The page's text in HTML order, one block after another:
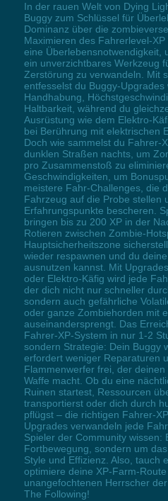
In der rauen Welt von Dying
Buggy zum Schlüssel für
Dominanz über die
Maximieren des Fahrerlevel-
eine Überlebensnotwendigkeit,
ein unverzichtbares Werkzeug
Zerstörung zu verwandeln. Mit
entfesselst du Buggy-Upgrades
Handhabung,
Haltbarkeit, während du
Ausrüstung wie dem Elektro-
bei Berührung mit elektrischen
Doch wie sammelst du Fahrer-
dunklen Straßen nachts, um
pro Zusammenstoß zu
Geschwindigkeiten, um
meistere Fahr-Challenges, die
Fahrzeug auf die Probe stellen
Erfahrungspunkte bescheren.
bringen bis zu 200 XP in der
Rotieren zwischen Zombie-
Hauptsicherheitszone
wieder respawnen und du
ausnutzen kannst. Mit
oder Elektro-Käfig wird jede
der dich nicht nur schneller
sondern auch gefährliche
oder ganze Zombiehorden mit
auseinandersprengt. Das
Fahrer-XP-System in nur 1-2
sondern Strategie: Dein Buggy
erfordert weniger Reparaturen
Flammenwerfer frei, der
Waffe macht. Ob du eine
Ruinen startest, Ressourcen
transportierst oder dich durch
pflügst – die richtigen Fahrer-
Upgrades verwandeln jede
Spieler der Community wissen:
Fortbewegung, sondern um
Style und Effizienz. Also, tauch
optimiere deine XP-Farm-
unangefochtenen Herrscher
The Following!